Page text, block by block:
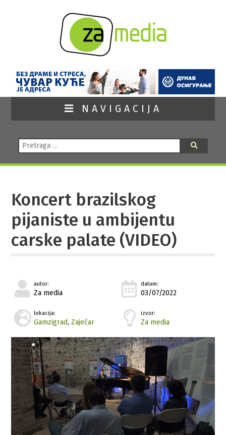
NAVIGACIJA
Pretraga:
Koncert brazilskog
pijaniste u ambijentu
carske palate (VIDEO)
autor:
Za media
datum:
03/07/2022
lokacija:
Gamzigrad,Zaječar
izvor:
Za media